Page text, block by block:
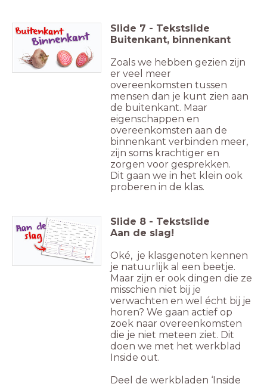
Slide 7 - Tekstslide
Buitenkant, binnenkant
Zoals we hebben gezien zijn
er veel meer
overeenkomsten tussen
mensen dan je kunt zien aan
de buitenkant. Maar
eigenschappen en
overeenkomsten aan de
binnenkant verbinden meer,
zijn soms krachtiger en
zorgen voor gesprekken.
Dit gaan we in het klein ook
proberen in de klas.
Slide 8 - Tekstslide
Aan de slag!
Oké, je klasgenoten kennen
je natuurlijk al een beetje.
Maar zijn er ook dingen die ze
misschien niet bij je
verwachten en wel écht bij je
horen? We gaan actief op
zoek naar overeenkomsten
die je niet meteen ziet. Dit
doen we met het werkblad
Inside out.
Deel de werkbladen ‘Inside